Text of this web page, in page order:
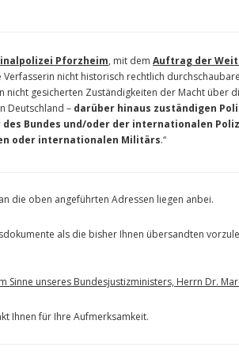
Pforzheim, mit dem Auftrag der
Verfasserin nicht historisch rechtlich
nicht gesicherten Zuständigkeiten der Macht über
Deutschland – darüber hinaus zuständigen
des Bundes und/oder der internationalen
oder internationalen Militärs.“
die oben angeführten Adressen liegen anbei.
als die bisher Ihnen übersandten
Sinne unseres Bundesjustizministers, Herrn Dr.
Ihnen für Ihre Aufmerksamkeit.